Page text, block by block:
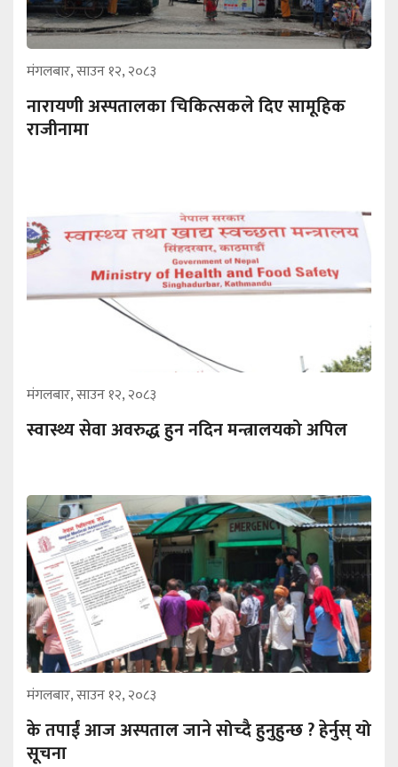
मंगलबार, साउन १२, २०८३
नारायणी अस्पतालका चिकित्सकले दिए सामूहिक
राजीनामा
मंगलबार, साउन १२, २०८३
स्वास्थ्य सेवा अवरुद्ध हुन नदिन मन्त्रालयको अपिल
मंगलबार, साउन १२, २०८३
के तपाईं आज अस्पताल जाने सोच्दै हुनुहुन्छ ? हेर्नुस् यो
सूचना